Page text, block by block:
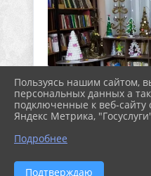
Пользуясь нашим сайтом,
персональных данных а
подключенные к веб-сайту
Яндекс Метрика,
Подробнее
Подтверждаю